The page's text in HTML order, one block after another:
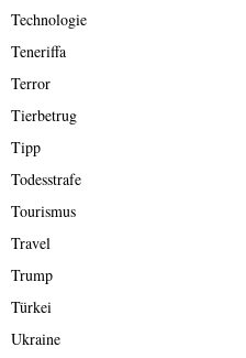
Technologie
Teneriffa
Terror
Tierbetrug
Tipp
Todesstrafe
Tourismus
Travel
Trump
Türkei
Ukraine